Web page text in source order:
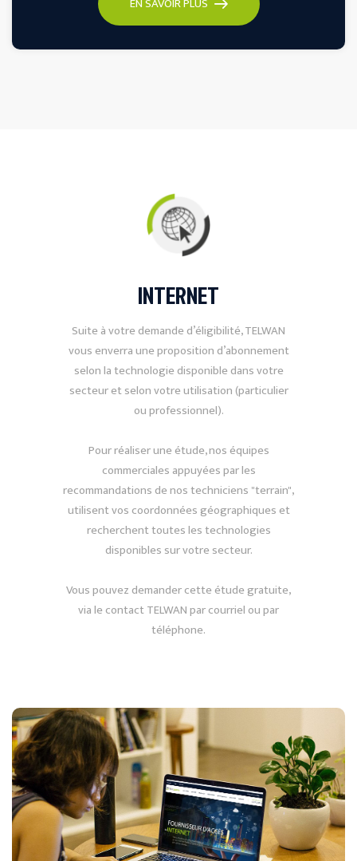
INTERNET
Suite à votre demande d’éligibilité, TELWAN
vous enverra une proposition d’abonnement
selon la technologie disponible dans votre
secteur et selon votre utilisation (particulier
ou professionnel).
Pour réaliser une étude, nos équipes
commerciales appuyées par les
recommandations de nos techniciens "terrain",
utilisent vos coordonnées géographiques et
recherchent toutes les technologies
disponibles sur votre secteur.
Vous pouvez demander cette étude gratuite,
via le contact TELWAN par courriel ou par
téléphone.